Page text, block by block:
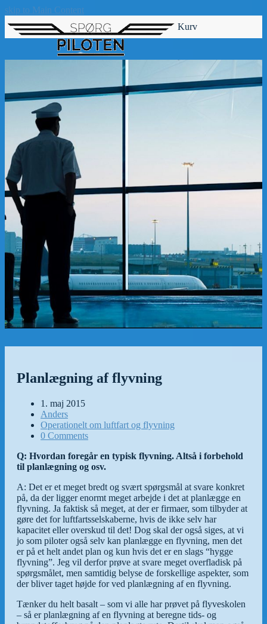
skip to Main Content
Kurv
Planlægning af flyvning
1. maj 2015
Anders
Operationelt om luftfart og flyvning
0 Comments
Q: Hvordan foregår en typisk flyvning. Altså i forbehold
til planlægning og osv.
A: Det er et meget bredt og svært spørgsmål at svare konkret
på, da der ligger enormt meget arbejde i det at planlægge en
flyvning. Ja faktisk så meget, at der er firmaer, som tilbyder at
gøre det for luftfartsselskaberne, hvis de ikke selv har
kapacitet eller overskud til det! Dog skal der også siges, at vi
jo som piloter også selv kan planlægge en flyvning, men det
er på et helt andet plan og kun hvis det er en slags “hygge
flyvning”. Jeg vil derfor prøve at svare meget overfladisk på
spørgsmålet, men samtidig belyse de forskellige aspekter, som
der bliver taget højde for ved planlægning af en flyvning.
Tænker du helt basalt – som vi alle har prøvet på flyveskolen
– så er planlægning af en flyvning at beregne tids- og